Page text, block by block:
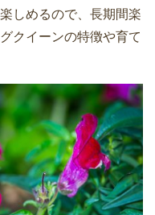
しめるので、長期間楽
クイーンの特徴や育て